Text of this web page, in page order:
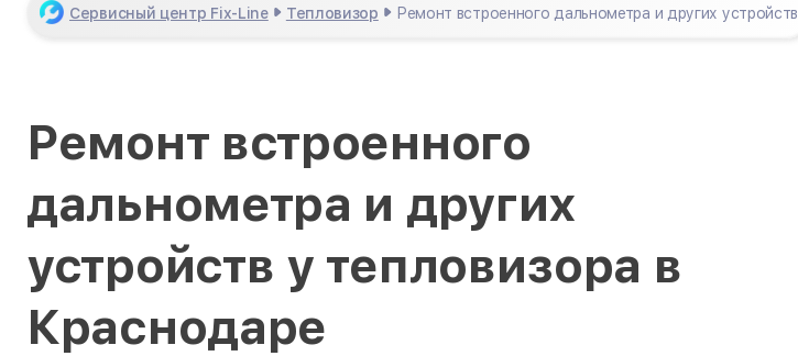
Сервисный центр Fix-Line Тепловизор Ремонт встроенного дальнометра и других устройств
Ремонт встроенного
дальнометра и других
устройств у тепловизора в
Краснодаре